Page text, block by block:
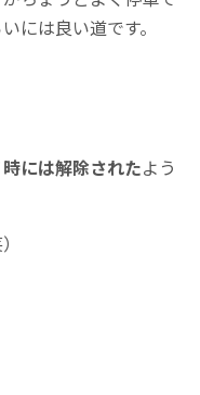
には良い道です。
には解除されたよう